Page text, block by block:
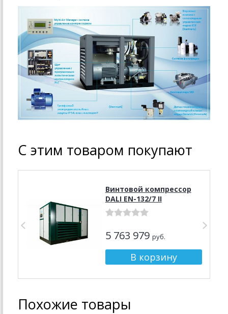
С этим товаром покупают
Винтовой компрессор
DALI EN-132/7 II
5 763 979 руб.
Похожие товары